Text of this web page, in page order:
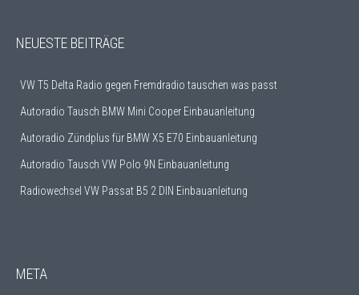
NEUESTE BEITRÄGE
VW T5 Delta Radio gegen Fremdradio tauschen was passt
Autoradio Tausch BMW Mini Cooper Einbauanleitung
Autoradio Zündplus für BMW X5 E70 Einbauanleitung
Autoradio Tausch VW Polo 9N Einbauanleitung
Radiowechsel VW Passat B5 2 DIN Einbauanleitung
META